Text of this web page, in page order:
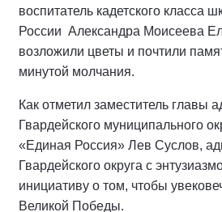
воспитатель кадетского класса
России Александра Моисеева
возложили цветы и почтили
минутой молчания.
Как отметил заместитель главы
Гвардейского муниципального
«Единая Россия» Лев Суслов,
Гвардейского округа с
инициативу о том, чтобы
Великой Победы.